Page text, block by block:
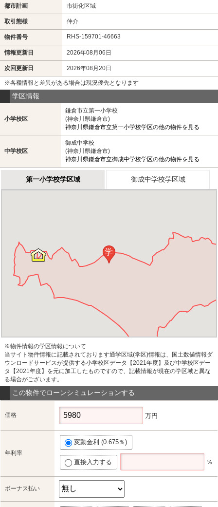
都市計画 市街化区域
取引態様 仲介
物件番号 RHS-159701-46663
情報更新日 2026年08月06日
次回更新日 2026年08月20日
※各種情報と差異がある場合は現況優先となります
学区情報
小学校区
鎌倉市立第一小学校
(神奈川県鎌倉市)
神奈川県鎌倉市立第一小学校学区の他の物件を見る
中学校区
御成中学校
(神奈川県鎌倉市)
神奈川県鎌倉市立御成中学校学区の他の物件を見る
第一小学校学区域 御成中学校学区域
学
※物件情報の学区情報について
当サイト物件情報に記載されております通学区域(学区)情報は、国土数値情報ダ
ウンロードサービスが提供する小学校区データ【2021年度】及び中学校区デー
タ【2021年度】を元に加工したものですので、記載情報が現在の学区域と異な
る場合がございます。
この物件でローンシミュレーションする
価格 万円
年利率
変動金利 (0.675％)
直接入力する ％
ボーナス払い